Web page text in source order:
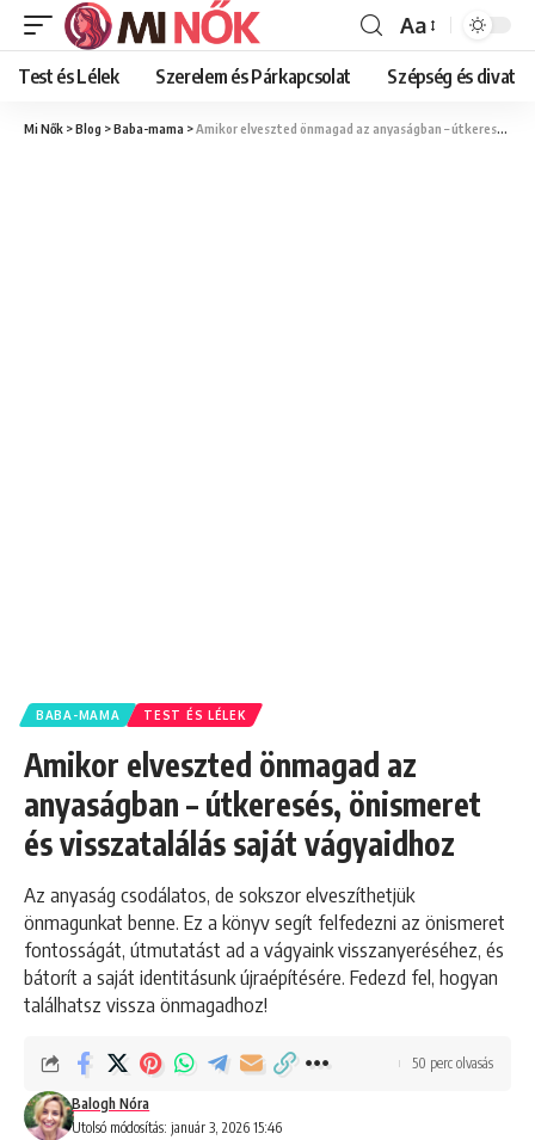
Font
Resizer
Aa
Test és Lélek Szerelem és Párkapcsolat Szépség és divat
Mi Nők >Blog >Baba-mama >Amikor elveszted önmagad az anyaságban – útkeresés, önismeret és visszatalálás saját vágyaidhoz
BABA-MAMA TEST ÉS LÉLEK
Amikor elveszted önmagad az
anyaságban – útkeresés, önismeret
és visszatalálás saját vágyaidhoz
Az anyaság csodálatos, de sokszor elveszíthetjük
önmagunkat benne. Ez a könyv segít felfedezni az önismeret
fontosságát, útmutatást ad a vágyaink visszanyeréséhez, és
bátorít a saját identitásunk újraépítésére. Fedezd fel, hogyan
találhatsz vissza önmagadhoz!
Utolsó módosítás: január 3, 2026 15:46
Balogh Nóra
50 perc olvasás